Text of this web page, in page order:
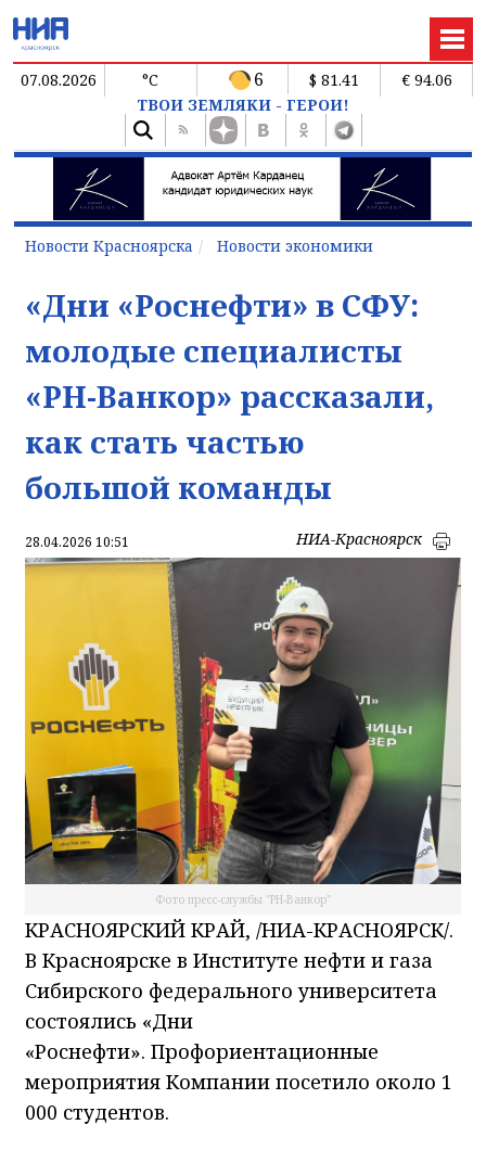
07.08.2026 °C 6 $ 81.41
€ 94.06
ТВОИ ЗЕМЛЯКИ - ГЕРОИ!
Новости Красноярска Новости экономики
«Дни «Роснефти» в СФУ:
молодые специалисты
«РН-Ванкор» рассказали,
как стать частью
большой команды
28.04.2026 10:51 НИА-Красноярск
Фото пресс-службы "РН-Ванкор"
КРАСНОЯРСКИЙ КРАЙ, /НИА-КРАСНОЯРСК/.
В Красноярске в Институте нефти и газа
Сибирского федерального университета
состоялись «Дни
«Роснефти». Профориентационные
мероприятия Компании посетило около 1
000 студентов.